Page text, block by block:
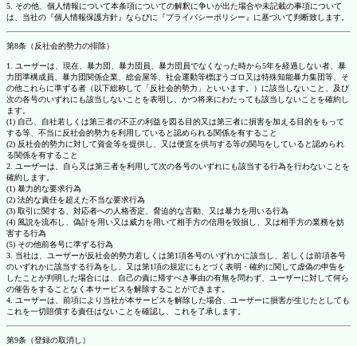
5. その他、個人情報について本条項についての解釈に争いが出た場合や未記載の事項について
は、当社の『個人情報保護方針』ならびに『プライバシーポリシー』に基づいて判断致します。
第8条（反社会的勢力の排除）
1. ユーザーは、現在、暴力団、暴力団員、暴力団員でなくなった時から5年を経過しない者、暴
力団準構成員、暴力団関係企業、総会屋等、社会運動等標ぼうゴロ又は特殊知能暴力集団等、そ
の他これらに準ずる者（以下総称して「反社会的勢力」といいます。）に該当しないこと、及び
次の各号のいずれにも該当しないことを表明し、かつ将来にわたっても該当しないことを確約し
ます。
(1) 自己、自社若しくは第三者の不正の利益を図る目的又は第三者に損害を加える目的をもって
する等、不当に反社会的勢力を利用していると認められる関係を有すること
(2) 反社会的勢力に対して資金等を提供し、又は便宜を供与する等の関与をしていると認められ
る関係を有すること
2. ユーザーは、自ら又は第三者を利用して次の各号のいずれにも該当する行為を行わないことを
確約します。
(1) 暴力的な要求行為
(2) 法的な責任を超えた不当な要求行為
(3) 取引に関する、対応者への人格否定、脅迫的な言動、又は暴力を用いる行為
(4) 風説を流布し、偽計を用い又は威力を用いて相手方の信用を毀損し、又は相手方の業務を妨
害する行為
(5) その他前各号に準ずる行為
3. 当社は、ユーザーが反社会的勢力若しくは第1項各号のいずれかに該当し、若しくは前項各号
のいずれかに該当する行為をし、又は第1項の規定にもとづく表明・確約に関して虚偽の申告を
したことが判明した場合には、自己の責に帰すべき事由の有無を問わず、ユーザーに対して何ら
の催告をすることなく本サービスを解除することができます。
4. ユーザーは、前項により当社が本サービスを解除した場合、ユーザーに損害が生じたとしても
これを一切賠償する責任はないことを確認し、これを了承します。
第9条（登録の取消し）